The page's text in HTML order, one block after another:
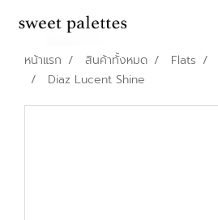
หน้าแรก สินค้าทั้งหมด Flats
Diaz Lucent Shine